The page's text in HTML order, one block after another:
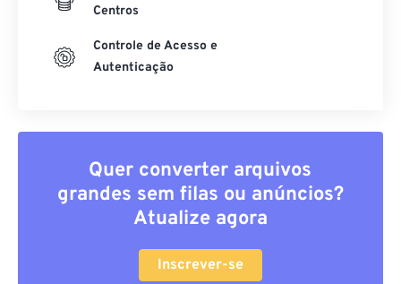
Centros
Controle de Acesso e
Autenticação
Quer converter arquivos
grandes sem filas ou anúncios?
Atualize agora
Inscrever-se